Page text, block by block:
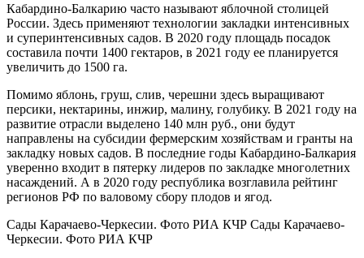
Кабардино-Балкарию часто называют яблочной столицей
России. Здесь применяют технологии закладки интенсивных
и суперинтенсивных садов. В 2020 году площадь посадок
составила почти 1400 гектаров, в 2021 году ее планируется
увеличить до 1500 га.
Помимо яблонь, груш, слив, черешни здесь выращивают
персики, нектарины, инжир, малину, голубику. В 2021 году на
развитие отрасли выделено 140 млн руб., они будут
направлены на субсидии фермерским хозяйствам и гранты на
закладку новых садов. В последние годы Кабардино-Балкария
уверенно входит в пятерку лидеров по закладке многолетних
насаждений. А в 2020 году республика возглавила рейтинг
регионов РФ по валовому сбору плодов и ягод.
Сады Карачаево-Черкесии. Фото РИА КЧР Сады Карачаево-
Черкесии. Фото РИА КЧР